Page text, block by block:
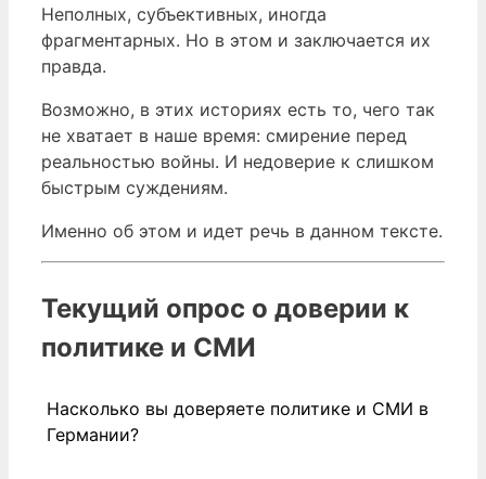
Неполных, субъективных, иногда
фрагментарных. Но в этом и заключается их
правда.
Возможно, в этих историях есть то, чего так
не хватает в наше время: смирение перед
реальностью войны. И недоверие к слишком
быстрым суждениям.
Именно об этом и идет речь в данном тексте.
Текущий опрос о доверии к
политике и СМИ
Насколько вы доверяете политике и СМИ в
Германии?